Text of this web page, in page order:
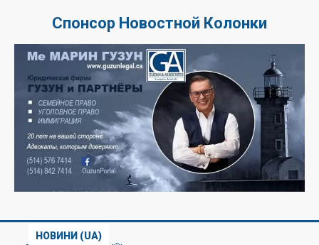
Спонсор Новостной Колонки
НОВИНИ (UA)